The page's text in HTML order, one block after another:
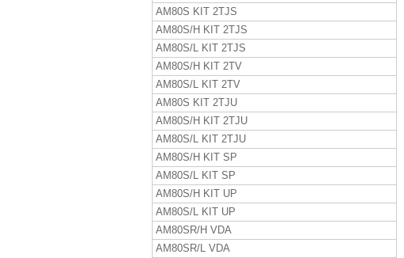
AM80S KIT 2TJS
AM80S/H KIT 2TJS
AM80S/L KIT 2TJS
AM80S/H KIT 2TV
AM80S/L KIT 2TV
AM80S KIT 2TJU
AM80S/H KIT 2TJU
AM80S/L KIT 2TJU
AM80S/H KIT SP
AM80S/L KIT SP
AM80S/H KIT UP
AM80S/L KIT UP
AM80SR/H VDA
AM80SR/L VDA